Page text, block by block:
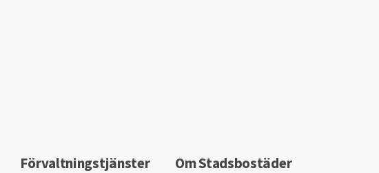
Förvaltningstjänster Om Stadsbostäder